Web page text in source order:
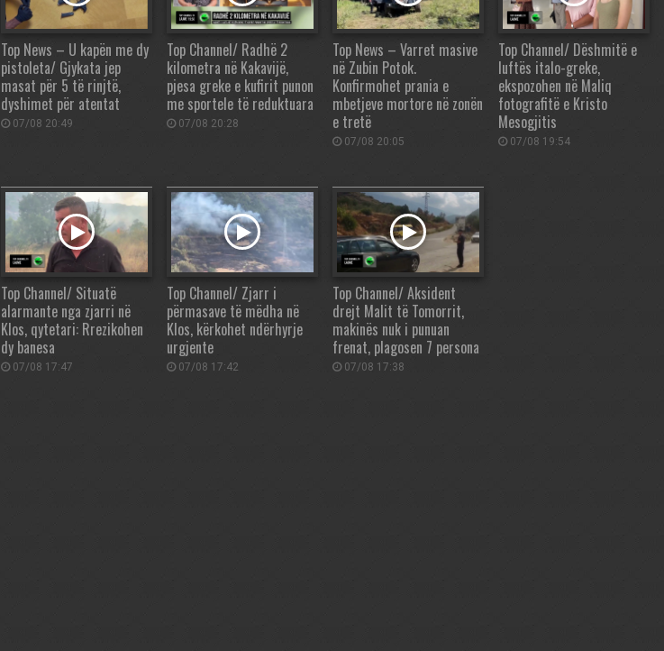
Top News – U kapën me dy
pistoleta/ Gjykata jep
masat për 5 të rinjtë,
dyshimet për atentat
07/08 20:49
Top Channel/ Radhë 2
kilometra në Kakavijë,
pjesa greke e kufirit punon
me sportele të reduktuara
07/08 20:28
Top News – Varret masive
në Zubin Potok.
Konfirmohet prania e
mbetjeve mortore në zonën
e tretë
07/08 20:05
Top Channel/ Dëshmitë e
luftës italo-greke,
ekspozohen në Maliq
fotografitë e Kristo
Mesogjitis
07/08 19:54
Top Channel/ Situatë
alarmante nga zjarri në
Klos, qytetari: Rrezikohen
dy banesa
07/08 17:47
Top Channel/ Zjarr i
përmasave të mëdha në
Klos, kërkohet ndërhyrje
urgjente
07/08 17:42
Top Channel/ Aksident
drejt Malit të Tomorrit,
makinës nuk i punuan
frenat, plagosen 7 persona
07/08 17:38